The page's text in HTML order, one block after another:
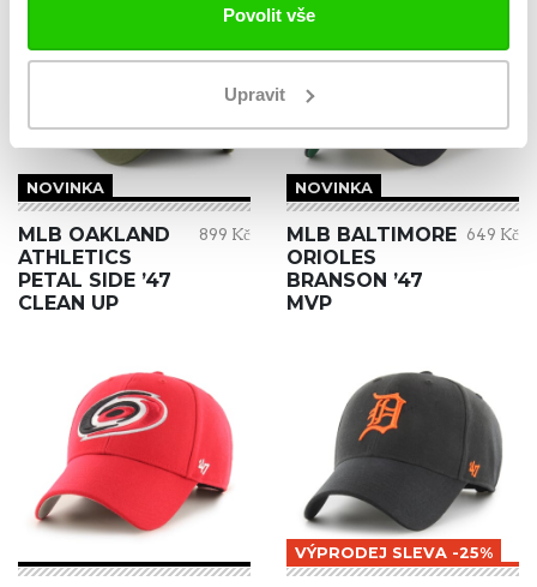
Povolit vše
Upravit
NOVINKA
MLB OAKLAND
ATHLETICS
PETAL SIDE ’47
CLEAN UP
899 Kč
NOVINKA
MLB BALTIMORE
ORIOLES
BRANSON ’47
MVP
649 Kč
VÝPRODEJ SLEVA -25%